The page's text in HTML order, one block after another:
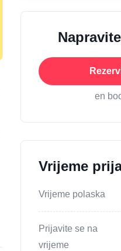
en
Vrijeme
Vrijeme polaska
Prijavite se na
vrijeme